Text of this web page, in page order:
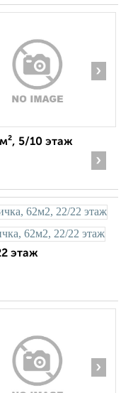
›
5/10 этаж
›
этаж
›